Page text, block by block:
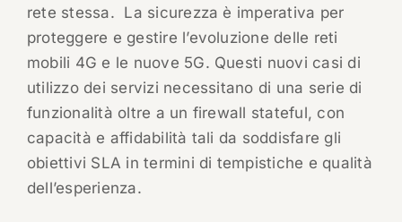
rete stessa. La sicurezza è imperativa per
proteggere e gestire l’evoluzione delle reti
mobili 4G e le nuove 5G. Questi nuovi casi di
utilizzo dei servizi necessitano di una serie di
funzionalità oltre a un firewall stateful, con
capacità e affidabilità tali da soddisfare gli
obiettivi SLA in termini di tempistiche e qualità
dell’esperienza.